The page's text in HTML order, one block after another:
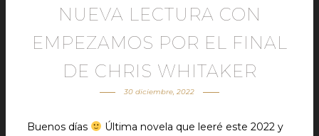
NUEVA LECTURA CON
EMPEZAMOS POR EL FINAL
DE CHRIS WHITAKER
30 diciembre, 2022
Buenos días
Última novela que leeré este 2022 y